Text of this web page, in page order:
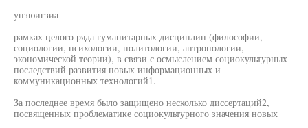
унзюигзиа
рамках целого ряда гуманитарных дисциплин (философии,
социологии, психологии, политологии, антропологии,
экономической теории), в связи с осмыслением социокультурных
последствий развития новых информационных и
коммуникационных технологий1.
За последнее время было защищено несколько диссертаций2,
посвященных проблематике социокультурного значения новых